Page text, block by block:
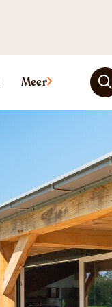
Meer